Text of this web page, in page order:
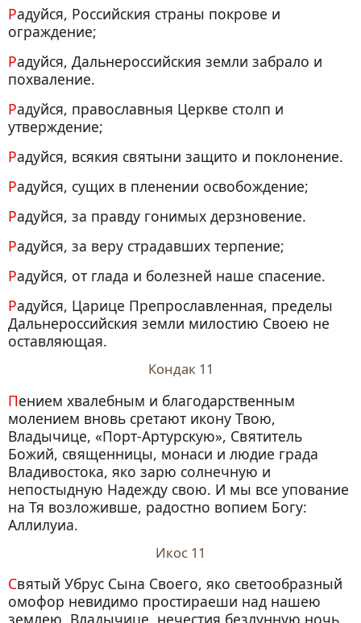
Радуйся, Российския страны покрове и
ограждение;
Радуйся, Дальнероссийския земли забрало и
похваление.
Радуйся, православныя Церкве столп и
утверждение;
Радуйся, всякия святыни защито и поклонение.
Радуйся, сущих в пленении освобождение;
Радуйся, за правду гонимых дерзновение.
Радуйся, за веру страдавших терпение;
Радуйся, от глада и болезней наше спасение.
Радуйся, Царице Препрославленная, пределы
Дальнероссийския земли милостию Своею не
оставляющая.
Кондак 11
Пением хвалебным и благодарственным
молением вновь сретают икону Твою,
Владычице, «Порт-Артурскую», Святитель
Божий, священницы, монаси и людие града
Владивостока, яко зарю солнечную и
непостыдную Надежду свою. И мы все упование
на Тя возложивше, радостно вопием Богу:
Аллилуиа.
Икос 11
Святый Убрус Сына Своего, яко светообразный
омофор невидимо простираеши над нашею